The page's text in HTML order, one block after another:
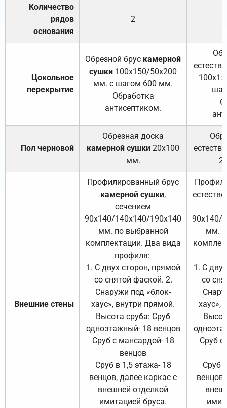
Количество
рядов
основания
2
Цокольное
перекрытие
Обрезной брус камерной
сушки 100х150/50х200
мм. с шагом 600 мм.
Обработка
антисептиком.
Пол черновой
Обрезная доска
камерной сушки 20х100
мм.
Внешние стены
Профилированный брус
камерной сушки,
сечением
90х140/140х140/190х140
мм. по выбранной
комплектации. Два вида
профиля:
1. С двух сторон, прямой
со снятой фаской. 2.
Снаружи под «блок-
хаус», внутри прямой.
Высота сруба: Сруб
одноэтажный- 18 венцов
Сруб с мансардой- 18
венцов
Сруб в 1,5 этажа- 18
венцов, далее каркас с
внешней отделкой
имитацией бруса.
90х140/
мм.
1. С
со
хаус»,
Сруб с
Сруб